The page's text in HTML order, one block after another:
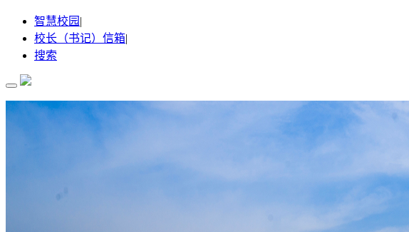
智慧校园 |
校长（书记）信箱|
搜索
首 页
关于我们